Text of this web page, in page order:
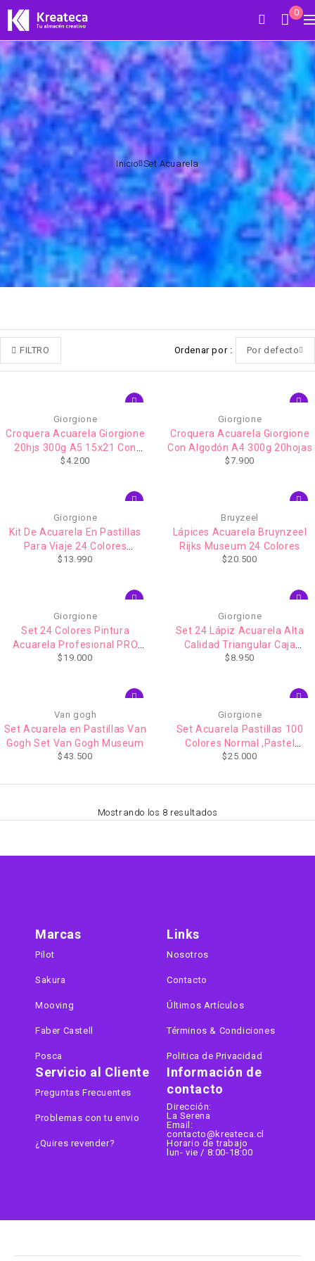
0
Inicio Set Acuarela
FILTRO Ordenar por Por defecto
Giorgione
Croquera Acuarela Giorgione
20hjs 300g A5 15x21 Con
Algodón
$ 4.200
Giorgione
Croquera Acuarela Giorgione
Con Algodón A4 300g 20hojas
$7.900
Giorgione
Kit De Acuarela En Pastillas
Para Viaje 24 Colores
Giorgione Caja Rosado Pastel
$ 13.990
Bruyzeel
Lápices Acuarela Bruynzeel
Rijks Museum 24 Colores
$20.500
Giorgione
Set 24 Colores Pintura
Acuarela Profesional PRO
Giorgione
$ 19.000
Giorgione
Set 24 Lápiz Acuarela Alta
Calidad Triangular Caja
Metálica Giorgione
$ 8.950
Van gogh
Set Acuarela en Pastillas Van
Gogh Set Van Gogh Museum
$ 43.500
Giorgione
Set Acuarela Pastillas 100
Colores Normal ,Pastel
$25.000
Mostrando los 8 resultados
Información de
contacto
Dirección:
La Serena
Email:
contacto@kreateca.cl
Horario de trabajo
lun- vie / 8:00-18:00
Marcas
Pilot
Sakura
Mooving
Faber Castell
Posca
Links
Nosotros
Contacto
Últimos Artículos
Términos & Condiciones
Politica de Privacidad
Servicio al Cliente
Preguntas Frecuentes
Problemas con tu envio
¿Quires revender?